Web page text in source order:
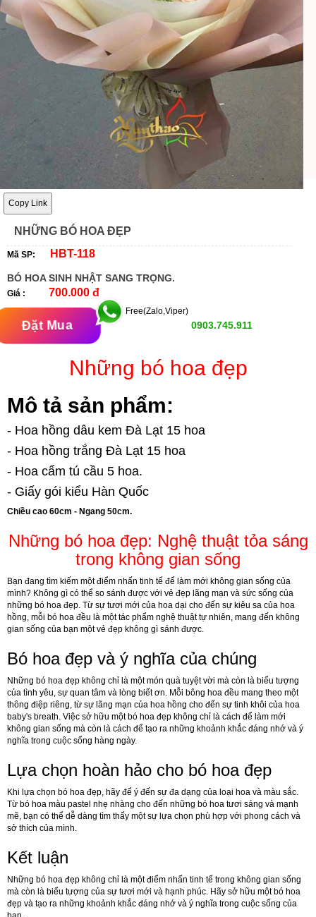
Copy Link
NHỮNG BÓ HOA ĐẸP
Mã SP: HBT-118
BÓ HOA SINH NHẬT SANG TRỌNG.
Giá : 700.000 đ
Đặt Mua
Free(Zalo,Viper)
0903.745.911
Những bó hoa đẹp
Mô tả sản phẩm:
- Hoa hồng dâu kem Đà Lạt 15 hoa
- Hoa hồng trắng Đà Lạt 15 hoa
- Hoa cẩm tú cầu 5 hoa.
- Giấy gói kiểu Hàn Quốc
Chiều cao 60cm - Ngang 50cm.
Những bó hoa đẹp: Nghệ thuật tỏa sáng
trong không gian sống
Bạn đang tìm kiếm một điểm nhấn tinh tế để làm mới không gian sống của
mình? Không gì có thể so sánh được với vẻ đẹp lãng mạn và sức sống của
những bó hoa đẹp. Từ sự tươi mới của hoa dại cho đến sự kiêu sa của hoa
hồng, mỗi bó hoa đều là một tác phẩm nghệ thuật tự nhiên, mang đến không
gian sống của bạn một vẻ đẹp không gì sánh được.
Bó hoa đẹp và ý nghĩa của chúng
Những bó hoa đẹp không chỉ là một món quà tuyệt vời mà còn là biểu tượng
của tình yêu, sự quan tâm và lòng biết ơn. Mỗi bông hoa đều mang theo một
thông điệp riêng, từ sự lãng mạn của hoa hồng cho đến sự tinh khôi của hoa
baby's breath. Việc sở hữu một bó hoa đẹp không chỉ là cách để làm mới
không gian sống mà còn là cách để tạo ra những khoảnh khắc đáng nhớ và ý
nghĩa trong cuộc sống hàng ngày.
Lựa chọn hoàn hảo cho bó hoa đẹp
Khi lựa chọn bó hoa đẹp, hãy để ý đến sự đa dạng của loại hoa và màu sắc.
Từ bó hoa màu pastel nhẹ nhàng cho đến những bó hoa tươi sáng và mạnh
mẽ, bạn có thể dễ dàng tìm thấy một sự lựa chọn phù hợp với phong cách và
sở thích của mình.
Kết luận
Những bó hoa đẹp không chỉ là một điểm nhấn tinh tế trong không gian sống
mà còn là biểu tượng của sự tươi mới và hạnh phúc. Hãy sở hữu một bó hoa
đẹp và tạo ra những khoảnh khắc đáng nhớ và ý nghĩa trong cuộc sống của